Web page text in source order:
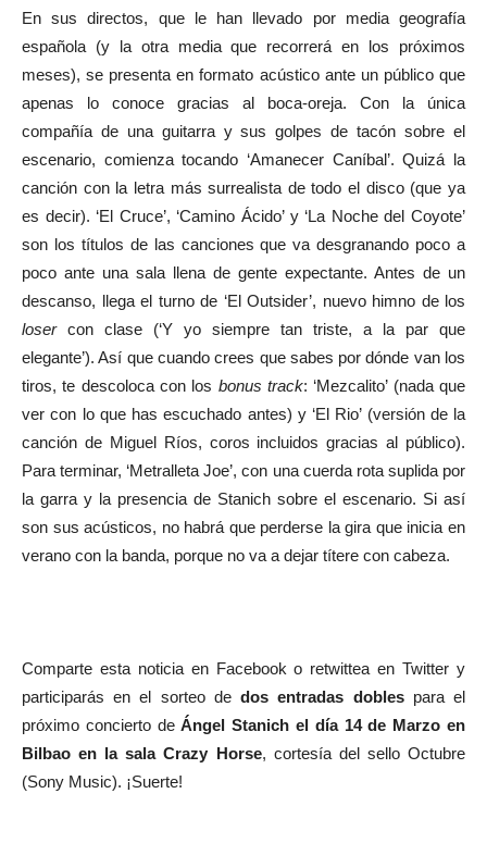
En sus directos, que le han llevado por media geografía
española (y la otra media que recorrerá en los próximos
meses), se presenta en formato acústico ante un público que
apenas lo conoce gracias al boca-oreja. Con la única
compañía de una guitarra y sus golpes de tacón sobre el
escenario, comienza tocando ‘Amanecer Caníbal’. Quizá la
canción con la letra más surrealista de todo el disco (que ya
es decir). ‘El Cruce’, ‘Camino Ácido’ y ‘La Noche del Coyote’
son los títulos de las canciones que va desgranando poco a
poco ante una sala llena de gente expectante. Antes de un
descanso, llega el turno de ‘El Outsider’, nuevo himno de los
losercon clase (‘Y yo siempre tan triste, a la par que
elegante’). Así que cuando crees que sabes por dónde van los
tiros, te descoloca con los bonus track: ‘Mezcalito’ (nada que
ver con lo que has escuchado antes) y ‘El Rio’ (versión de la
canción de Miguel Ríos, coros incluidos gracias al público).
Para terminar, ‘Metralleta Joe’, con una cuerda rota suplida por
la garra y la presencia de Stanich sobre el escenario. Si así
son sus acústicos, no habrá que perderse la gira que inicia en
verano con la banda, porque no va a dejar títere con cabeza.
Comparte esta noticia en Facebook o retwittea en Twitter y
participarás en el sorteo dedos entradas doblespara el
próximo concierto deÁngel Stanich el día 14 de Marzo en
Bilbao en la sala Crazy Horse, cortesía del sello Octubre
(Sony Music). ¡Suerte!